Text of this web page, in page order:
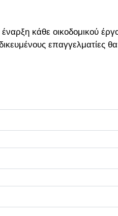
έναρξη κάθε οικοδομικού
επαγγελματίες